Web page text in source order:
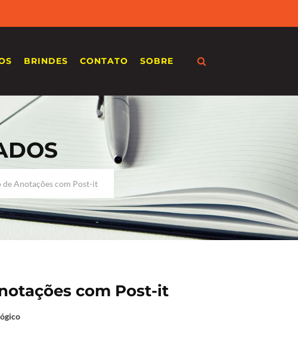
BRINDES CONTATO SOBRE
de Anotações com Post-it
com Post-it